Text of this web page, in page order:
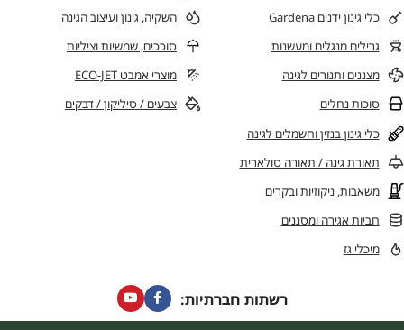
כלי גינון ידנים Gardena
גרילים מנגלים ומעשנות
מצננים ותנורים לגינה
סוכות נחלים
השקיה, גינון ועיצוב הגינה
סוככים, שמשיות וציליות
מוצרי אמבט ECO-JET
צבעים / סיליקון / דבקים
כלי גינון בנזין וחשמלים לגינה
תאורת גינה / תאורה סולארית
משאבות, ניקוזיות ובקרים
חביות אגירה ומסננים
מיכלי גז
רשתות חברתיות: